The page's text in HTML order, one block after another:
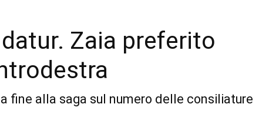
Zaia preferito
fine alla saga sul numero delle consiliature